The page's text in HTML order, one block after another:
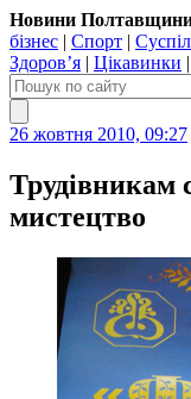
Новини
бізнес | Спорт |
Здоров’я | Цікавинки |
26 жовтня 2010, 09:27
Трудівникам
мистецтво